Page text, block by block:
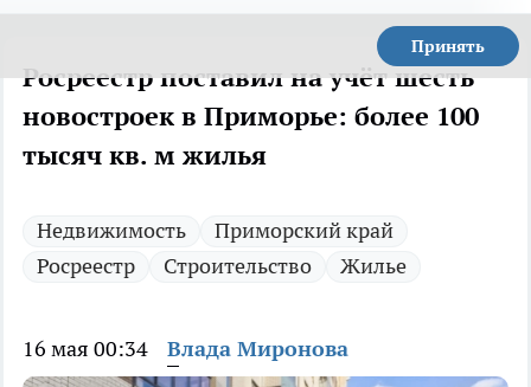
Принять
Росреестр поставил на учёт шесть
новостроек в Приморье: более 100
тысяч кв. м жилья
Недвижимость
Приморский край
Росреестр
Строительство Жилье
16 мая 00:34 Влада Миронова